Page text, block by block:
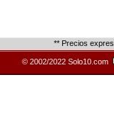
** Precios
© 2002/2022 Solo10.com